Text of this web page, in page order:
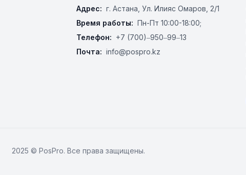
Адрес: г. Астана, ​Ул. Илияс Омаров, 2/1
Время работы: Пн-Пт 10:00-18:00;
Телефон: +7 (700)‒950‒99‒13
Почта: info@pospro.kz
2025 © PosPro. Все права защищены.